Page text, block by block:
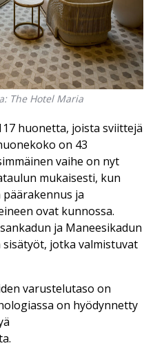
The Hotel Maria
huonetta, joista sviittejä
on 43
vaihe on nyt
mukaisesti, kun
ja
ovat kunnossa.
ja Maneesikadun
jotka valmistuvat
varustelutaso on
on hyödynnetty